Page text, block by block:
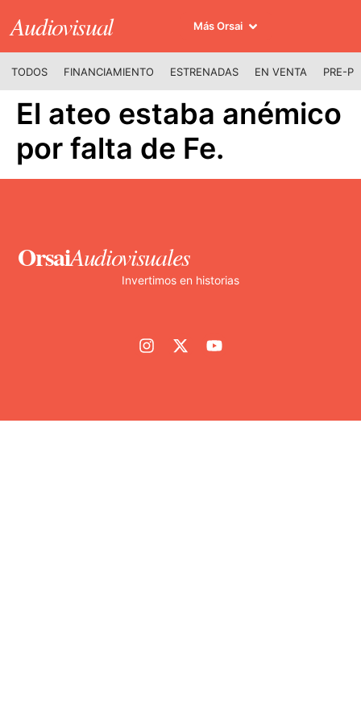
Audiovisual Más Orsai
TODOS FINANCIAMIENTO ESTRENADAS EN VENTA PRE-
El ateo estaba anémico
por falta de Fe.
OrsaiAudiovisuales
Invertimos en historias